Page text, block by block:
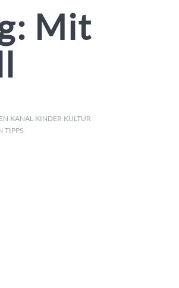
Mit
KANAL KINDER KULTUR
TIPPS